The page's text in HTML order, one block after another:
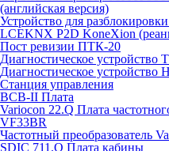
(английская версия)
Устройство для
LCEKNX P2D KoneXion
Пост ревизии ПТК-20
Диагностическое устройство
Диагностическое
Станция управления
BCB-II Плата
Variocon 22.Q Плата
VF33BR
Частотный преобразователь
SDIC 711.Q Плата кабины